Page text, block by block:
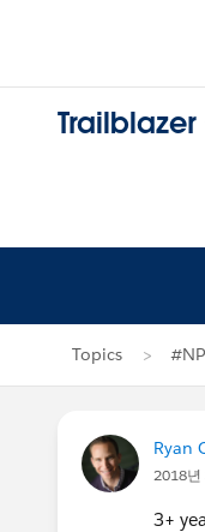
Topics
Ryan
2018년
3+